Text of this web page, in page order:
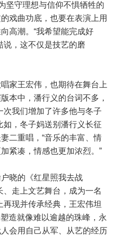
坚守理想与信仰不惧牺牲的
戏曲功底，也要在表演上用
高潮。“我希望能完成好
说，这不仅是技艺的磨
家王宏伟，也期待在舞台上
本中，潘行义的台词不多，
次我们增加了许多他与冬子
如，冬子妈送别潘行义长征
二重唱，“音乐的丰富、情
紧凑，情感也更加浓烈。”
晓的《红星照我去战
、走上文艺舞台，成为一名
再现并传承经典，王宏伟坦
造就像难以逾越的珠峰，永
会用自己从军、从艺的经历